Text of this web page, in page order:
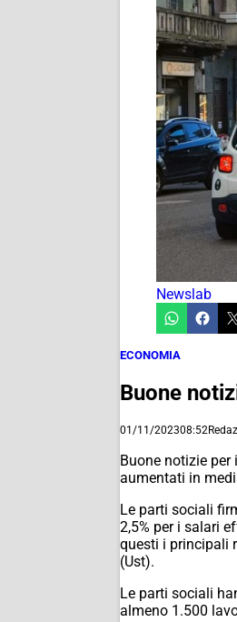
Newslab
ECONOMIA
Buone
01/11/202308:52
Buone notizie
aumentati in
Le parti sociali
2,5% per i salari
questi i principali
(Ust).
Le parti sociali
almeno 1.500